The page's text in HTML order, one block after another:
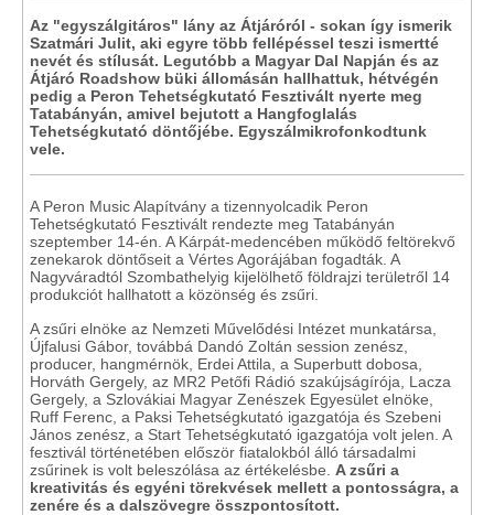
Az "egyszálgitáros" lány az Átjáróról - sokan így ismerik
Szatmári Julit, aki egyre több fellépéssel teszi ismertté
nevét és stílusát. Legutóbb a Magyar Dal Napján és az
Átjáró Roadshow büki állomásán hallhattuk, hétvégén
pedig a Peron Tehetségkutató Fesztivált nyerte meg
Tatabányán, amivel bejutott a Hangfoglalás
Tehetségkutató döntőjébe. Egyszálmikrofonkodtunk
vele.
A Peron Music Alapítvány a tizennyolcadik Peron
Tehetségkutató Fesztivált rendezte meg Tatabányán
szeptember 14-én. A Kárpát-medencében működő feltörekvő
zenekarok döntőseit a Vértes Agorájában fogadták. A
Nagyváradtól Szombathelyig kijelölhető földrajzi területről 14
produkciót hallhatott a közönség és zsűri.
A zsűri elnöke az Nemzeti Művelődési Intézet munkatársa,
Újfalusi Gábor, továbbá Dandó Zoltán session zenész,
producer, hangmérnök, Erdei Attila, a Superbutt dobosa,
Horváth Gergely, az MR2 Petőfi Rádió szakújságírója, Lacza
Gergely, a Szlovákiai Magyar Zenészek Egyesület elnöke,
Ruff Ferenc, a Paksi Tehetségkutató igazgatója és Szebeni
János zenész, a Start Tehetségkutató igazgatója volt jelen. A
fesztivál történetében először fiatalokból álló társadalmi
zsűrinek is volt beleszólása az értékelésbe. A zsűri a
kreativitás és egyéni törekvések mellett a pontosságra, a
zenére és a dalszövegre összpontosított.